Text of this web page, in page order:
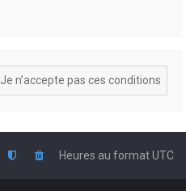
Heures au formatUTC